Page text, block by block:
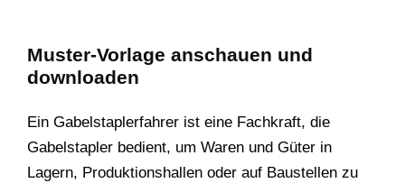
Muster-Vorlage anschauen und
downloaden
Ein Gabelstaplerfahrer ist eine Fachkraft, die
Gabelstapler bedient, um Waren und Güter in
Lagern, Produktionshallen oder auf Baustellen zu